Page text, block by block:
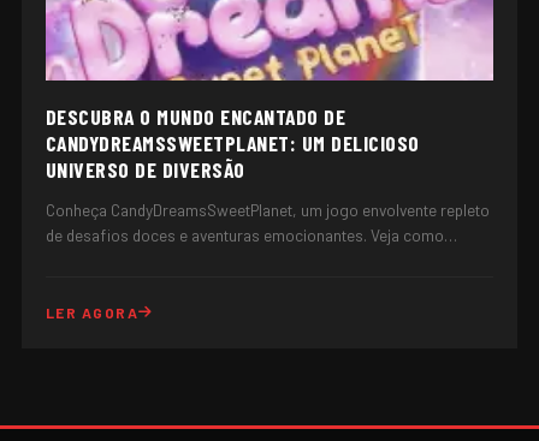
DESCUBRA O MUNDO ENCANTADO DE
CANDYDREAMSSWEETPLANET: UM DELICIOSO
UNIVERSO DE DIVERSÃO
Conheça CandyDreamsSweetPlanet, um jogo envolvente repleto
de desafios doces e aventuras emocionantes. Veja como
LER AGORA